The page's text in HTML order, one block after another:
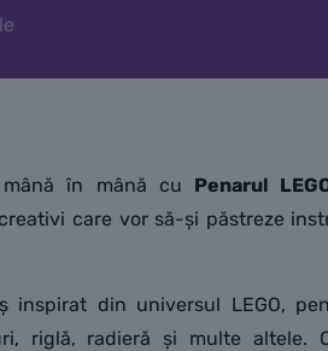
în mână cu Penarul
care vor să-și păstreze
din universul LEGO,
riglă, radieră și multe altele.